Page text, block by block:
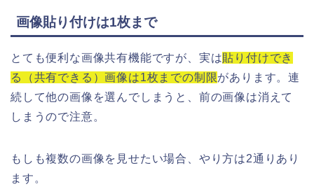
画像貼り付けは1枚まで
とても便利な画像共有機能ですが、実は貼り付けでき
る（共有できる）画像は1枚までの制限があります。連
続して他の画像を選んでしまうと、前の画像は消えて
しまうので注意。
もしも複数の画像を見せたい場合、やり方は2通りあり
ます。